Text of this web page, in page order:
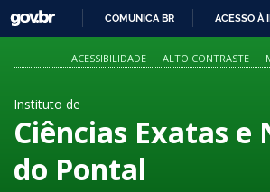
PARA
O
GOVBR
COMUNICA BR ACESSO À
ACESSIBILIDADE ALTO CONTRASTE
Instituto de
Ciências Exatas
do Pontal